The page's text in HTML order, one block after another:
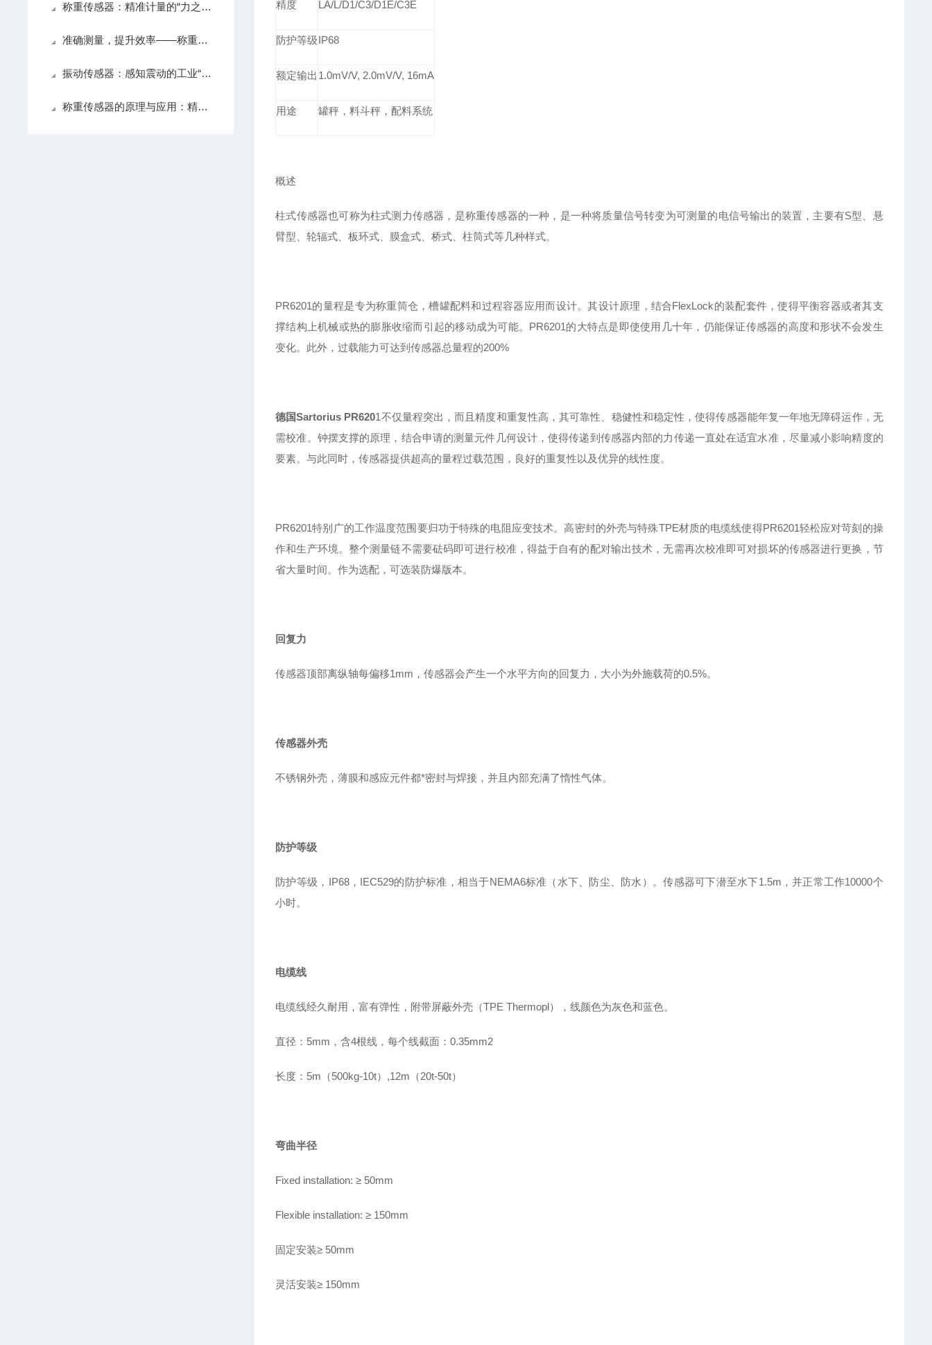
精度 LA/L/D1/C3/D1E/C3E
防护等级IP68
额定输出 1.0mV/V, 2.0mV/V, 16mA
用途 罐秤 ，料斗秤 ，配料系统
概述
柱式传感器也可称为柱式测力传感器，是称重传感器的一种，是一种将质量信号转变为可测量的电信号输出的装置，主要有S型、悬
臂型、轮辐式、板环式、膜盒式、桥式、柱筒式等几种样式。
PR6201的量程是专为称重筒仓，槽罐配料和过程容器应用而设计。其设计原理，结合FlexLock的装配套件，使得平衡容器或者其支
撑结构上机械或热的膨胀收缩而引起的移动成为可能。PR6201的大特点是即使使用几十年，仍能保证传感器的高度和形状不会发生
变化。此外，过载能力可达到传感器总量程的200%
德国Sartorius PR6201不仅量程突出 ，而且精度和重复性高 ，其可靠性 稳健性和稳定性，使得传感器能年复一年地无障碍运作，无
需校准。钟摆支撑的原理，结合申请的测量元件几何设计，使得传递到传感器内部的力传递一直处在适宜水准，尽量减小影响精度的
要素。与此同时，传感器提供超高的量程过载范围，良好的重复性以及优异的线性度。
PR6201特别广的工作温度范围要归功于特殊的电阻应变技术。高密封的外壳与特殊TPE材质的电缆线使得PR6201轻松应对苛刻的操
作和生产环境。整个测量链不需要砝码即可进行校准，得益于自有的配对输出技术，无需再次校准即可对损坏的传感器进行更换，节
省大量时间。作为选配，可选装防爆版本。
回复力
传感器顶部离纵轴每偏移1mm，传感器会产生一个水平方向的回复力，大小为外施载荷的0.5%。
传感器外壳
不锈钢外壳，薄膜和感应元件都*密封与焊接，并且内部充满了惰性气体。
防护等级
防护等级，IP68，IEC529的防护标准，相当于NEMA6标准（水下、防尘、防水）。传感器可下潜至水下1.5m，并正常工作10000个
小时。
电缆线
电缆线经久耐用，富有弹性，附带屏蔽外壳（TPE Thermopl），线颜色为灰色和蓝色。
直径：5mm，含4根线，每个线截面：0.35mm2
长度：5m（500kg-10t） ,12m（20t-50t）
弯曲半径
Fixed installation: ≥ 50mm
Flexible installation: ≥ 150mm
固定安装≥ 50mm
灵活安装≥ 150mm
称重传感器：精准计量的“力之眼”
准确测量，提升效率——称重传感器为您提供可靠的数据支持
振动传感器：感知震动的工业“触角”
称重传感器的原理与应用：精准测量的关键技术